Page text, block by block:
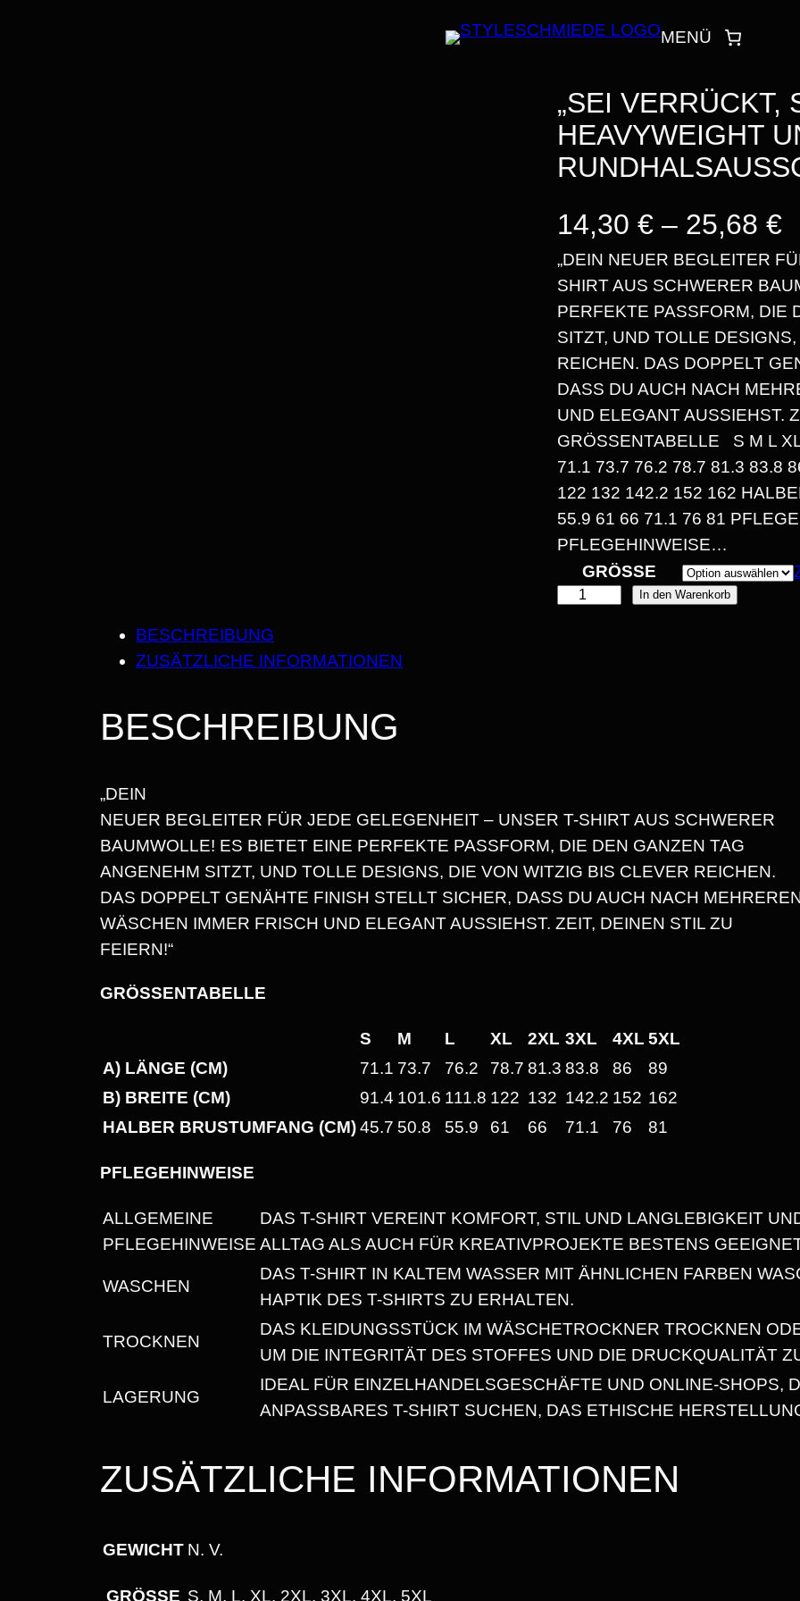
MENÜ
„SEI VERRÜCKT,
HEAVYWEIGHT
14,30 € – 25,68 €P
E
I
S
S
P
A
5
,
6
8
„DEIN NEUER BEGLEITER
SHIRT AUS SCHWERER
PERFEKTE PASSFORM, DIE
SITZT, UND TOLLE
REICHEN. DAS DOPPELT
DASS DU AUCH NACH
UND ELEGANT AUSSIEHST.
GRÖSSENTABELLE S M L XL
1.1 73.7 76.2 78.7 81.3 83.8
22 132 142.2 152 162
5.9 61 66 71.1 76 81
FLEGEHINWEISE…
GRÖSSE
C
K
T
,
S
U
S
E
!
"
H
E
A
V
Y
W
In den Warenkorb
BESCHREIBUNG
ZUSÄTZLICHE INFORMATIONEN
BESCHREIBUNG
„DEIN
NEUER BEGLEITER FÜR JEDE GELEGENHEIT – UNSER T-SHIRT AUS SCHWERER
BAUMWOLLE! ES BIETET EINE PERFEKTE PASSFORM, DIE DEN GANZEN TAG
ANGENEHM SITZT, UND TOLLE DESIGNS, DIE VON WITZIG BIS CLEVER REICHEN.
DAS DOPPELT GENÄHTE FINISH STELLT SICHER, DASS DU AUCH NACH
WÄSCHEN IMMER FRISCH UND ELEGANT AUSSIEHST. ZEIT, DEINEN STIL ZU
FEIERN!“
GRÖSSENTABELLE
S M L XL 2XL 3XL 4XL 5XL
A) LÄNGE (CM)
71.1 73.7 76.2 78.7 81.3 83.8 86
89
B) BREITE (CM)
91.4 101.6 111.8 122 132 142.2 152 162
HALBER BRUSTUMFANG (CM)45.7 50.8 55.9 61 66 71.1 76 81
PFLEGEHINWEISE
ALLGEMEINE
PFLEGEHINWEISE
DAS T-SHIRT VEREINT KOMFORT, STIL UND LANGLEBIGKEIT
ALLTAG ALS AUCH FÜR KREATIVPROJEKTE BESTENS
WASCHEN
DAS T-SHIRT IN KALTEM WASSER MIT ÄHNLICHEN FARBEN
HAPTIK DES T-SHIRTS ZU ERHALTEN.
TROCKNEN
DAS KLEIDUNGSSTÜCK IM WÄSCHETROCKNER TROCKNEN
UM DIE INTEGRITÄT DES STOFFES UND DIE DRUCKQUALITÄT
LAGERUNG
IDEAL FÜR EINZELHANDELSGESCHÄFTE UND ONLINE-SHOPS,
ANPASSBARES T-SHIRT SUCHEN, DAS ETHISCHE
ZUSÄTZLICHE INFORMATIONEN
GEWICHT N. V.
GRÖSSE S, M, L, XL, 2XL, 3XL, 4XL, 5XL